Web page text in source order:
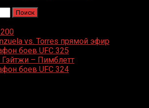
vs. Torres прямой эфир
боев UFC 325
Гэйтжи – Пимблетт
боев UFC 324